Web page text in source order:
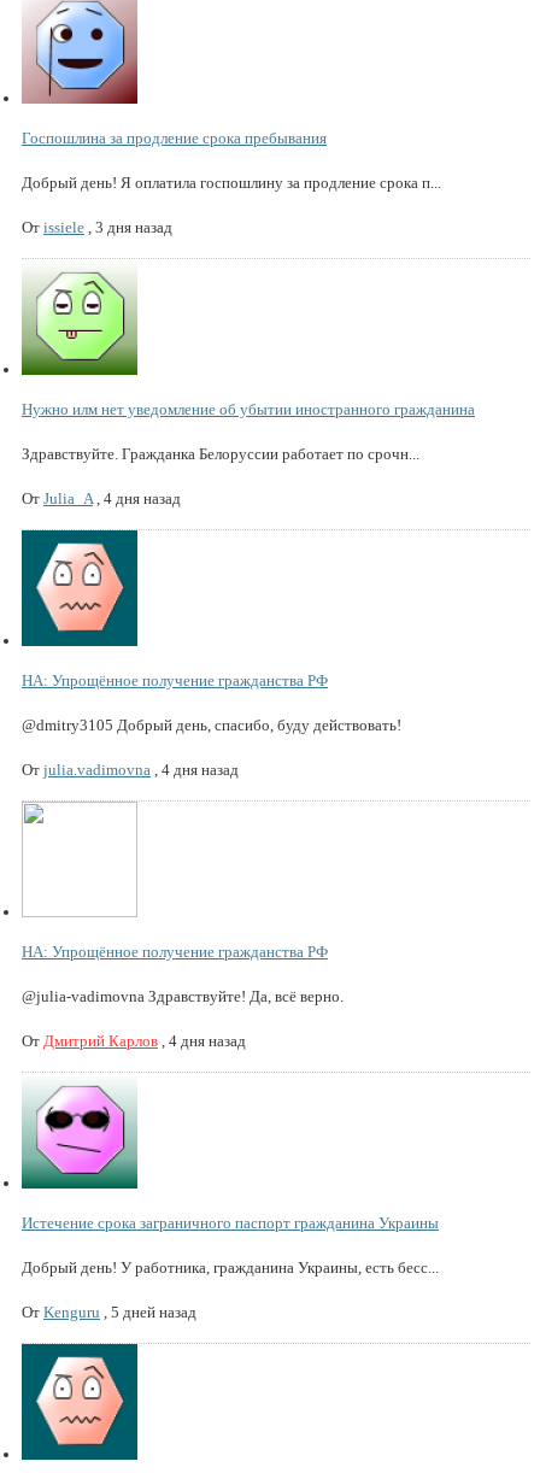
Госпошлина за продление срока пребывания
Добрый день! Я оплатила госпошлину за продление срока п...
От issiele 3 дня назад
Нужно илм нет уведомление об убытии иностранного гражданина
Здравствуйте. Гражданка Белоруссии работает по срочн...
От Julia_A 4 дня назад
НА: Упрощённое получение гражданства РФ
@dmitry3105 Добрый день, спасибо, буду действовать!
От julia.vadimovna 4 дня назад
НА: Упрощённое получение гражданства РФ
@julia-vadimovna Здравствуйте! Да, всё верно.
От Дмитрий Карлов 4 дня назад
Истечение срока заграничного паспорт гражданина Украины
Добрый день! У работника, гражданина Украины, есть бесс...
От Kenguru 5 дней назад